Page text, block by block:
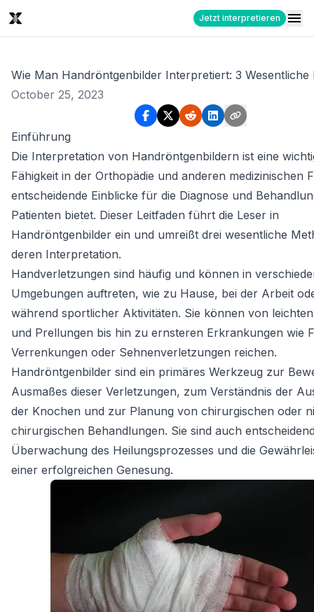
Jetzt interpretieren
Wie Man Handröntgenbilder Interpretiert: 3 Wesentliche
October 25, 2023
Einführung
Die Interpretation von Handröntgenbildern ist eine
Fähigkeit in der Orthopädie und anderen medizinischen
entscheidende Einblicke für die Diagnose und
Patienten bietet. Dieser Leitfaden führt die Leser in
Handröntgenbilder ein und umreißt drei wesentliche
deren Interpretation.
Handverletzungen sind häufig und können in
Umgebungen auftreten, wie zu Hause, bei der Arbeit
während sportlicher Aktivitäten. Sie können von
und Prellungen bis hin zu ernsteren Erkrankungen wie
Verrenkungen oder Sehnenverletzungen reichen.
Handröntgenbilder sind ein primäres Werkzeug zur
Ausmaßes dieser Verletzungen, zum Verständnis der
der Knochen und zur Planung von chirurgischen oder
chirurgischen Behandlungen. Sie sind auch
Überwachung des Heilungsprozesses und die
einer erfolgreichen Genesung.